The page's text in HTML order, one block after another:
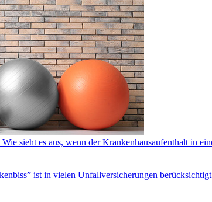
Wie sieht es aus, wenn der Krankenhausaufenthalt in
ist in vielen Unfallversicherungen